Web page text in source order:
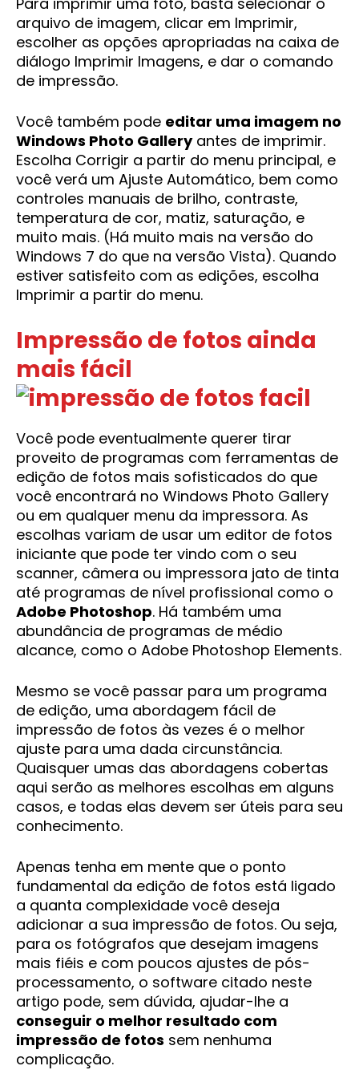
arquivo de imagem, clicar em Imprimir,
escolher as opções apropriadas na caixa de
diálogo Imprimir Imagens, e dar o comando
de impressão.
Você também pode editar uma imagem no
Windows Photo Galleryantes de imprimir.
Escolha Corrigir a partir do menu principal, e
você verá um Ajuste Automático, bem como
controles manuais de brilho, contraste,
temperatura de cor, matiz, saturação, e
muito mais. (Há muito mais na versão do
Windows 7 do que na versão Vista). Quando
estiver satisfeito com as edições, escolha
Imprimir a partir do menu.
Impressão de fotos ainda
mais fácil
Você pode eventualmente querer tirar
proveito de programas com ferramentas de
edição de fotos mais sofisticados do que
você encontrará no Windows Photo Gallery
ou em qualquer menu da impressora. As
escolhas variam de usar um editor de fotos
iniciante que pode ter vindo com o seu
scanner, câmera ou impressora jato de tinta
até programas de nível profissional como o
Adobe Photoshop. Há também uma
abundância de programas de médio
alcance, como o Adobe Photoshop Elements.
Mesmo se você passar para um programa
de edição, uma abordagem fácil de
impressão de fotos às vezes é o melhor
ajuste para uma dada circunstância.
Quaisquer umas das abordagens cobertas
aqui serão as melhores escolhas em alguns
casos, e todas elas devem ser úteis para seu
conhecimento.
Apenas tenha em mente que o ponto
fundamental da edição de fotos está ligado
a quanta complexidade você deseja
adicionar a sua impressão de fotos. Ou seja,
para os fotógrafos que desejam imagens
mais fiéis e com poucos ajustes de pós-
processamento, o software citado neste
artigo pode, sem dúvida, ajudar-lhe a
conseguir o melhor resultado com
impressão de fotos sem nenhuma
complicação.